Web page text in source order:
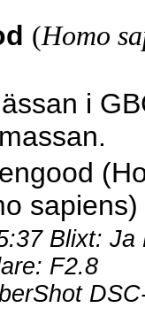
(Homo
i
Blixt:
F2.8